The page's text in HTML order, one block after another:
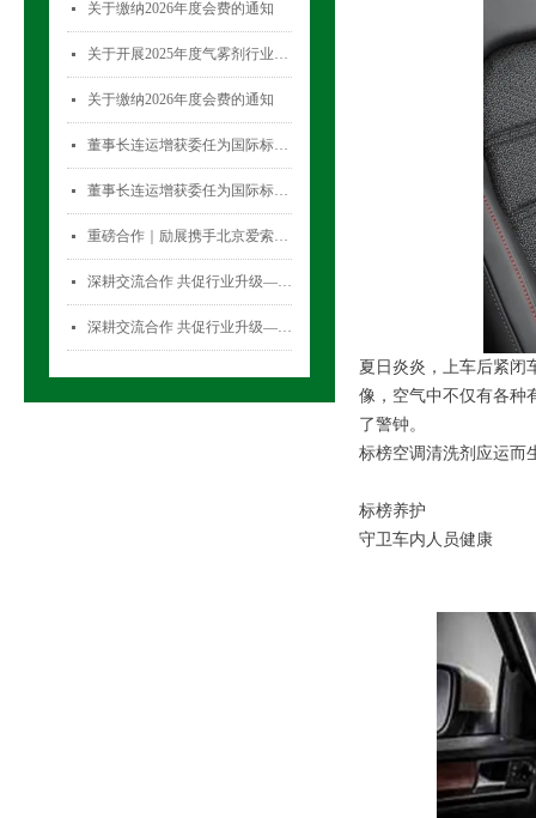
夏日炎炎，上车后紧闭
像，空气中不仅有各种
了警钟。
标榜空调清洗剂应运而
标榜养护
守卫车内人员健康
넷 关于缴纳2026年度会费的通知
넷 关于开展2025年度气雾剂行业数据统计工作的通知
넷 关于缴纳2026年度会费的通知
넷 董事长连运增获委任为国际标准化组织薄壁金属容器技术委员会(ISO/TC52)主席
넷 董事长连运增获委任为国际标准化组织薄壁金属容器技术委员会(ISO/TC52)主席
넷 重磅合作｜励展携手北京爱索塞瑞斯展览有限公司 全新升级国际气雾剂与金属容器展览会！
넷 深耕交流合作 共促行业升级——气雾剂委员会开展专项访问活动
넷 深耕交流合作 共促行业升级——气雾剂委员会开展专项访问活动